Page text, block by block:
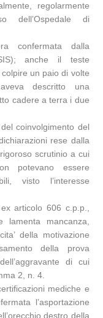
regolarmente
dell’Ospedale di
confermata dalla
anche il teste
un paio di volte
descritto una
cadere a terra i due
coinvolgimento del
rese dalla
scrutinio a cui
potevano essere
visto l’interesse
articolo 606 c.p.p.,
mancanza,
della motivazione
della prova
di cui
2, n. 4.
mediche e
l’asportazione
destro della